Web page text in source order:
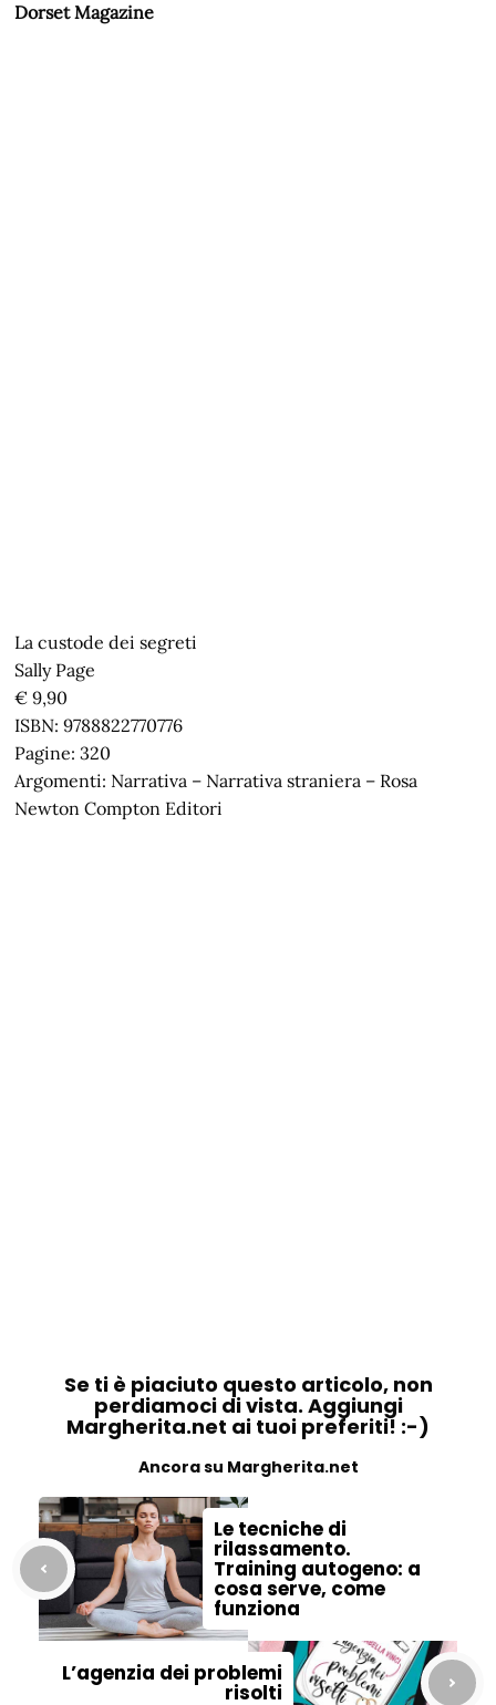
Dorset Magazine
La custode dei segreti
Sally Page
€ 9,90
ISBN: 9788822770776
Pagine: 320
Argomenti: Narrativa – Narrativa straniera – Rosa
Newton Compton Editori
Se ti è piaciuto questo articolo, non
perdiamoci di vista. Aggiungi
Margherita.net ai tuoi preferiti! :-)
Ancora su Margherita.net
Le tecniche di
rilassamento.
Training autogeno: a
cosa serve, come
funziona
L’agenzia dei problemi
risolti